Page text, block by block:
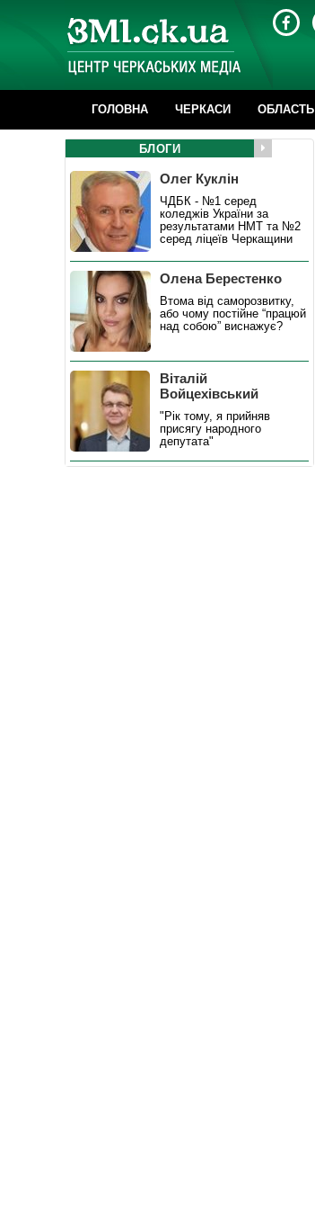
ГОЛОВНА ЧЕРКАСИ ОБЛАСТЬ
БЛОГИ
Олег Куклін
ЧДБК - №1 серед
коледжів України за
результатами НМТ та №2
серед ліцеїв Черкащини
Олена Берестенко
Втома від саморозвитку,
або чому постійне “працюй
над собою” виснажує?
Віталій
Войцехівський
"Рік тому, я прийняв
присягу народного
депутата"